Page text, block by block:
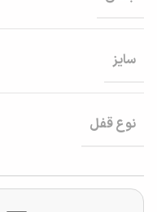
سایز
نوع قفل